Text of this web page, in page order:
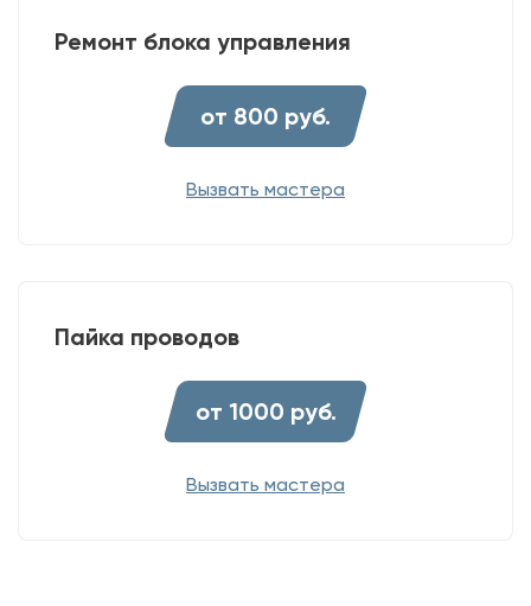
Ремонт блока управления
от 800 руб.
Вызвать мастера
Пайка проводов
от 1000 руб.
Вызвать мастера